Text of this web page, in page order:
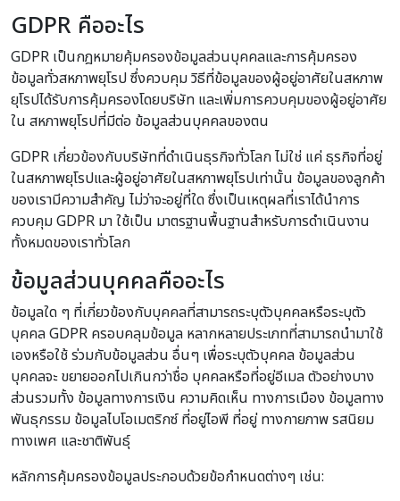
GDPR คืออะไร
GDPR เป็นกฎหมายคุ้มครองข้อมูลส่วนบุคคลและการคุ้มครอง
ข้อมูลทั่วสหภาพยุโรป ซึ่งควบคุม วิธีที่ข้อมูลของผู้อยู่อาศัยในสหภาพ
ยุโรปได้รับการคุ้มครองโดยบริษัท และเพิ่มการควบคุมของผู้อยู่อาศัย
ใน สหภาพยุโรปที่มีต่อ ข้อมูลส่วนบุคคลของตน
GDPR เกี่ยวข้องกับบริษัทที่ดำเนินธุรกิจทั่วโลก ไม่ใช่ แค่ ธุรกิจที่อยู่
ในสหภาพยุโรปและผู้อยู่อาศัยในสหภาพยุโรปเท่านั้น ข้อมูลของลูกค้า
ของเรามีความสำคัญ ไม่ว่าจะอยู่ที่ใด ซึ่งเป็นเหตุผลที่เราได้นำการ
ควบคุม GDPR มา ใช้เป็น มาตรฐานพื้นฐานสำหรับการดำเนินงาน
ทั้งหมดของเราทั่วโลก
ข้อมูลส่วนบุคคลคืออะไร
ข้อมูลใด ๆ ที่เกี่ยวข้องกับบุคคลที่สามารถระบุตัวบุคคลหรือระบุตัว
บุคคล GDPR ครอบคลุมข้อมูล หลากหลายประเภทที่สามารถนำมาใช้
เองหรือใช้ ร่วมกับข้อมูลส่วน อื่นๆ เพื่อระบุตัวบุคคล ข้อมูลส่วน
บุคคลจะ ขยายออกไปเกินกว่าชื่อ บุคคลหรือที่อยู่อีเมล ตัวอย่างบาง
ส่วนรวมทั้ง ข้อมูลทางการเงิน ความคิดเห็น ทางการเมือง ข้อมูลทาง
พันธุกรรม ข้อมูลไบโอเมตริกซ์ ที่อยู่ไอพี ที่อยู่ ทางกายภาพ รสนิยม
ทางเพศ และชาติพันธุ์
หลักการคุ้มครองข้อมูลประกอบด้วยข้อกำหนดต่างๆ เช่น: